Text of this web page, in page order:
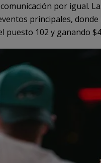
por igual.
principales,
puesto 102 y ganando